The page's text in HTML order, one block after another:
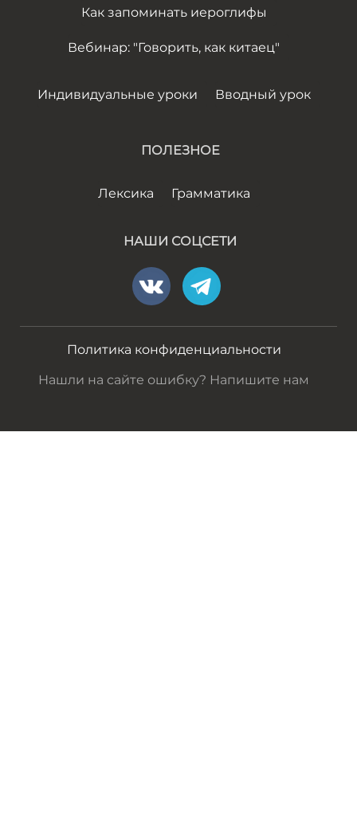
Как запоминать иероглифы
Вебинар: "Говорить, как китаец"
Индивидуальные уроки Вводный урок
ПОЛЕЗНОЕ
Лексика Грамматика
НАШИ СОЦСЕТИ
Политика конфиденциальности
Нашли на сайте ошибку? Напишите нам